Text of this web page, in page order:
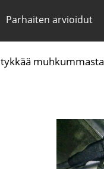
Parhaiten arvioidut
muhkummasta